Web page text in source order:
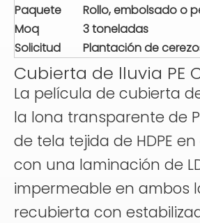
Paquete
Rollo, embolsado o
Moq
3 toneladas
Solicitud
Plantación de
Cubierta de lluvia PE
La película de cubierta
la lona transparente de
de tela tejida de HDPE
con una laminación de
impermeable en ambos
recubierta con